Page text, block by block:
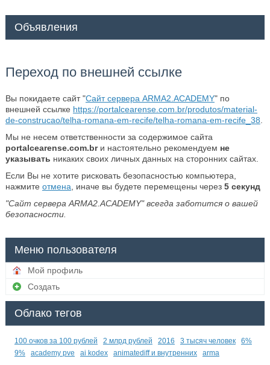
Объявления
Переход по внешней ссылке
Вы покидаете сайт "Сайт сервера ARMA2.ACADEMY" по
внешней ссылке https://portalcearense.com.br/produtos/material-
de-construcao/telha-romana-em-recife/telha-romana-em-recife_38
Мы не несем ответственности за содержимое сайта
portalcearense.com.brи настоятельно рекомендуем не
указывать никаких своих личных данных на сторонних сайтах.
Если Вы не хотите рисковать безопасностью компьютера,
нажмите отмена , иначе вы будете перемещены через 5секунд
"Сайт сервера ARMA2.ACADEMY" всегда заботится о вашей
безопасности.
Меню пользователя
Мой профиль
Создать
Облако тегов
100 очков за 100 рублей 2 млрд рублей 2016 3 тысяч человек
6%
9%
academy pve ai kodex animatediff и внутренних arma